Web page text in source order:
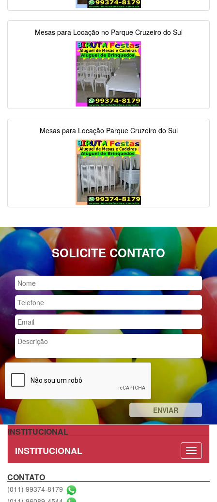
Mesas para Locação no Parque Cruzeiro do Sul
Mesas para Locação Parque Cruzeiro do Sul
SOLICITE CONTATO
INSTITUCIONAL
INSTITUCIONAL
CONTATO
(011) 99374-8179